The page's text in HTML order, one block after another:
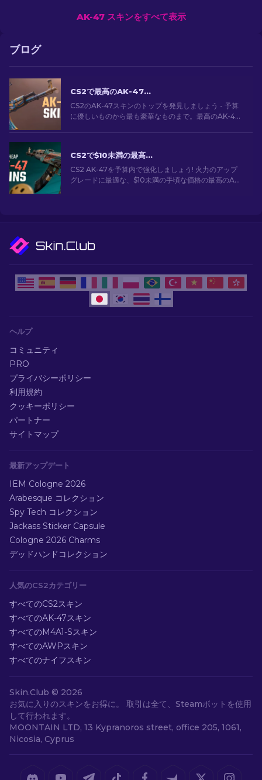
AK-47 スキンをすべて表示
ブログ
CS2で最高のAK-47スキン: 安価から高価まで
CS2のAK-47スキンのトップを発見しましょう - 予算
に優しいものから最も豪華なものまで。最高のAK-47
CS2で$10未満の最高に安いAK-47スキン
CS2 AK-47を予算内で強化しましょう! 火力のアップ
グレードに最適な、$10未満の手頃な価格の最高のAK-
ヘルプ
コミュニティ
PRO
プライバシーポリシー
利用規約
クッキーポリシー
パートナー
サイトマップ
最新アップデート
IEM Cologne 2026
Arabesque コレクション
Spy Tech コレクション
Jackass Sticker Capsule
Cologne 2026 Charms
デッドハンドコレクション
人気のCS2カテゴリー
すべてのCS2スキン
すべてのAK-47スキン
すべてのM4A1-Sスキン
すべてのAWPスキン
すべてのナイフスキン
Skin.Club © 2026
お気に入りのスキンをお得に。 取引は全て、Steamボットを使用
して行われます。
MOONTAIN LTD, 13 Kypranoros street, office 205, 1061,
Nicosia, Cyprus